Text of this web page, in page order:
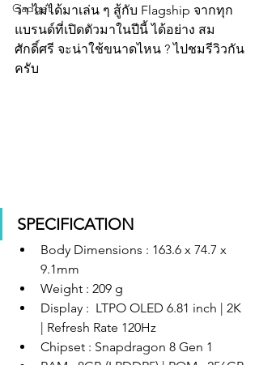
Gadget
ว่า ไม่ได้มาเล่น ๆ สู้กับ Flagship จากทุก
แบรนด์ที่เปิดตัวมาในปีนี้ ได้อย่าง สม
ศักดิ์ศรี จะน่าใช้ขนาดไหน ? ไปชมรีวิวกัน
ครับ
SPECIFICATION
Body Dimensions : 163.6 x 74.7 x
9.1mm
Weight : 209 g
Display :  LTPO OLED 6.81 inch | 2K
| Refresh Rate 120Hz
Chipset : Snapdragon 8 Gen 1